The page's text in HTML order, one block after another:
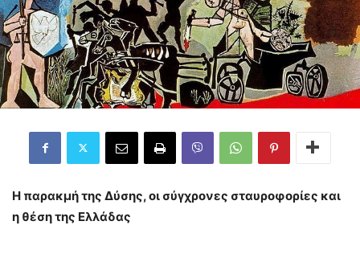
Η παρακμή της Δύσης, οι σύγχρονες σταυροφορίες και
η θέση της Ελλάδας